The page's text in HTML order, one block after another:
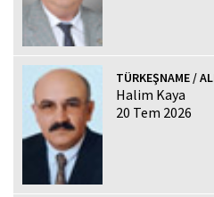
TÜRKEŞNAME /
Halim Kaya
20 Tem 2026